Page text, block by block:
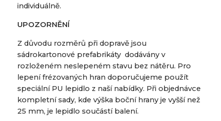
individuálně.
UPOZORNĚNÍ
Z důvodu rozměrů při dopravě jsou
sádrokartonové prefabrikáty dodávány v
rozloženém neslepeném stavu bez nátěru. Pro
lepení frézovaných hran doporučujeme použít
speciální PU lepidlo z naší nabídky. Při objednávce
kompletní sady, kde výška boční hrany je vyšší než
25 mm, je lepidlo součástí balení.